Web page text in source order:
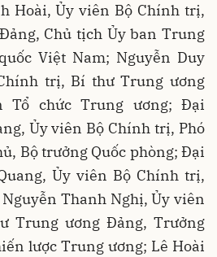
Hoài, Ủy viên Bộ Chính trị,
Chủ tịch Ủy ban Trung
Việt Nam; Nguyễn Duy
trị, Bí thư Trung ương
Tổ chức Trung ương; Đại
Ủy viên Bộ Chính trị, Phó
Bộ trưởng Quốc phòng; Đại
Ủy viên Bộ Chính trị,
Thanh Nghị, Ủy viên
Trung ương Đảng, Trưởng
lược Trung ương; Lê Hoài